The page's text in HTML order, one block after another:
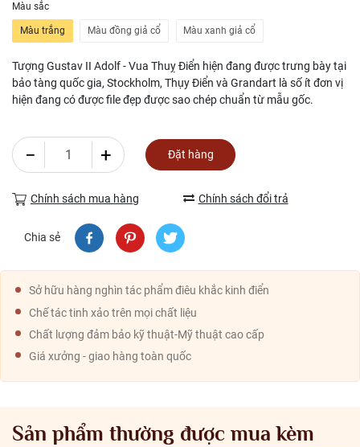
Màu sắc
Màu trắng Màu đồng giả cổ Màu xanh giả cổ
Tượng Gustav II Adolf - Vua Thuỵ Điển hiện đang được trưng bày tại
bảo tàng quốc gia, Stockholm, Thụy Điển và Grandart là số ít đơn vị
hiện đang có được file đẹp được sao chép chuẩn từ mẫu gốc.
− + Đặt hàng
Chính sách mua hàng Chính sách đổi trả
Chia sẻ
Sở hữu hàng nghìn tác phẩm điêu khắc kinh điển
Chế tác tinh xảo trên mọi chất liệu
Chất lượng đảm bảo kỹ thuật-Mỹ thuật cao cấp
Giá xưởng - giao hàng toàn quốc
Sản phẩm thường được mua kèm